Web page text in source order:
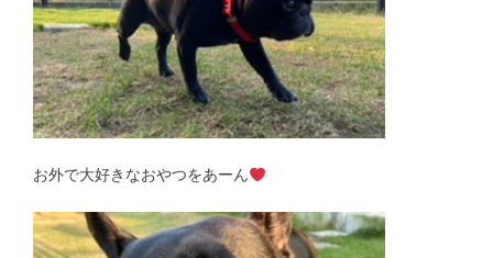
お外で大好きなおやつをあーん